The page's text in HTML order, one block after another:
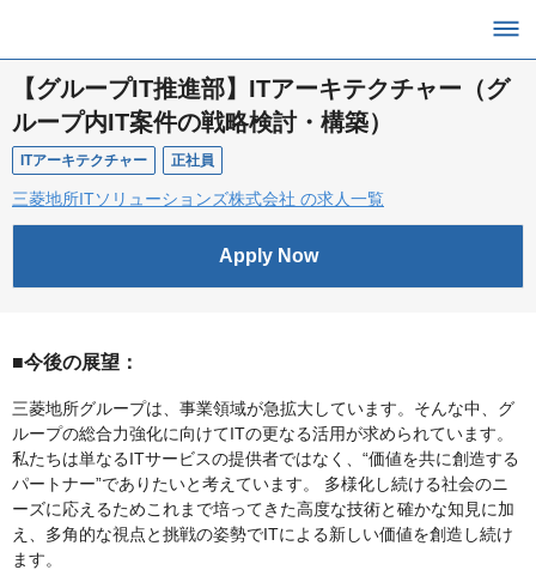
【グループIT推進部】ITアーキテクチャー（グ
ループ内IT案件の戦略検討・構築）
ITアーキテクチャー 正社員
三菱地所ITソリューションズ株式会社 の求人一覧
Apply Now
■今後の展望：
三菱地所グループは、事業領域が急拡大しています。そんな中、グ
ループの総合力強化に向けてITの更なる活用が求められています。
私たちは単なるITサービスの提供者ではなく、“価値を共に創造する
パートナー”でありたいと考えています。 多様化し続ける社会のニ
ーズに応えるためこれまで培ってきた高度な技術と確かな知見に加
え、多角的な視点と挑戦の姿勢でITによる新しい価値を創造し続け
ます。